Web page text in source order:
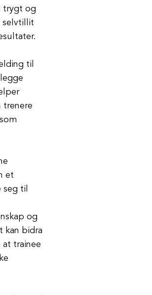
trygt og
selvtillit
til
trenere
et
til
og
kan bidra
trainee